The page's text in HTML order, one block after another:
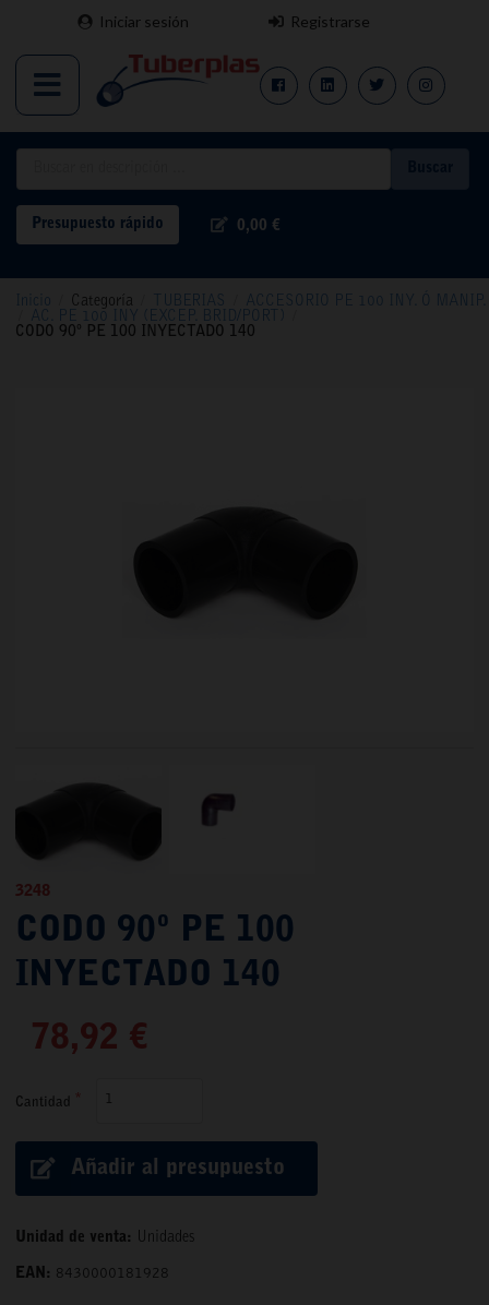
Iniciar sesión Registrarse
Presupuesto rápido 0,00 €
Inicio Categoría TUBERIAS ACCESORIO PE 100 INY. Ó MANIP.
AC. PE 100 INY (EXCEP. BRID/PORT)
CODO 90º PE 100 INYECTADO 140
3248
CODO 90º PE 100
INYECTADO 140
78,92 €
Cantidad
Añadir al presupuesto
Unidad de venta: Unidades
EAN: 8430000181928